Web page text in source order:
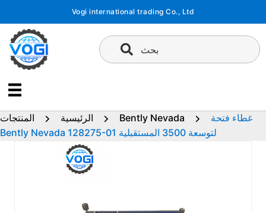
المحتوى
Vogi international trading Co., Ltd
بحث
الرئيسية المنتجات Bently Nevada
غطاء فتحة
Bently Nevada 128275-01 لتوسعة 3500 المستقبلية